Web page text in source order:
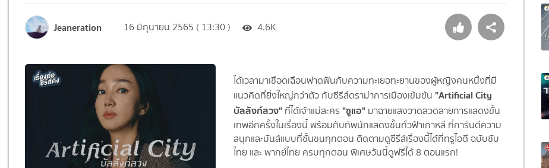
Jeaneration 16 มิถุนายน 2565 ( 13:30 ) 4.6K
ได้เวลามาเชือดเฉือนฟาดฟันกับความทะเยอทะยานของผู้หญิงคนหนึ่งที่มี
แนวคิดที่ยิ่งใหญ่กว่าตัว กับซีรีส์ดราม่าการเมืองเข้มข้น "Artificial City
บัลลังก์ลวง" ที่ได้เจ้าแม่ละคร "ซูแอ" มาฉายแสงวาดลวดลายการแสดงขั้น
เทพอีกครั้งในเรื่องนี้ พร้อมกับทัพนักแสดงชั้นทั่วฟ้าเกาหลี ที่การันตีความ
สนุกและมันส์แบบที่ชั้นชนทุกตอน ติดตามดูซีรีส์เรื่องนี้ได้ที่ทรูไอดี ฉบับซับ
ไทย และ พากย์ไทย ครบทุกตอน พิเศษวันนี้ดูฟรีได้ 8 ตอนแรก!